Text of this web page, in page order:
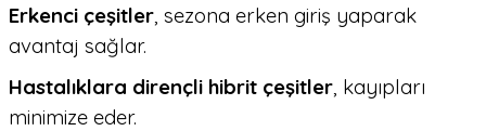
Erkenci çeşitler , sezona erken giriş yaparak
avantaj sağlar.
Hastalıklara dirençli hibrit çeşitler , kayıpları
minimize eder.